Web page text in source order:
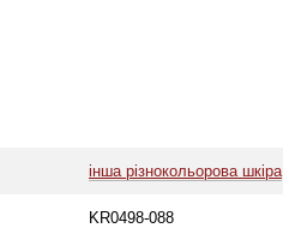
інша різнокольорова шкіра
KR0498-088